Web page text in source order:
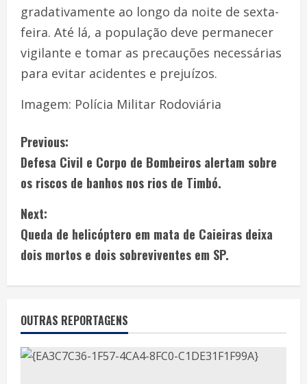
gradativamente ao longo da noite de sexta-
feira. Até lá, a população deve permanecer
vigilante e tomar as precauções necessárias
para evitar acidentes e prejuízos.
Imagem: Polícia Militar Rodoviária
Previous:
Defesa Civil e Corpo de Bombeiros alertam sobre
os riscos de banhos nos rios de Timbó.
Next:
Queda de helicóptero em mata de Caieiras deixa
dois mortos e dois sobreviventes em SP.
OUTRAS REPORTAGENS